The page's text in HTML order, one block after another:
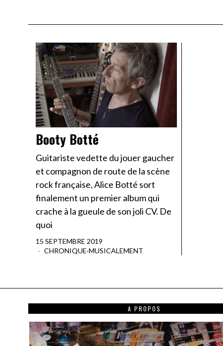
Booty Botté
Guitariste vedette du jouer gaucher
et compagnon de route de la scène
rock française, Alice Botté sort
finalement un premier album qui
crache à la gueule de son joli CV. De
quoi
15 SEPTEMBRE 2019
CHRONIQUE·MUSICALEMENT
A PROPOS